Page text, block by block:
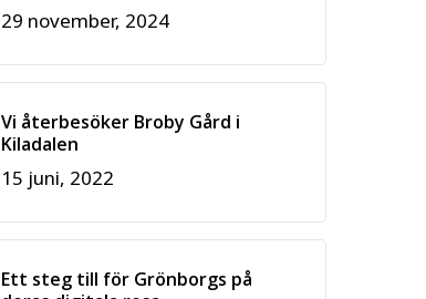
29 november, 2024
Vi återbesöker Broby Gård i
Kiladalen
15 juni, 2022
Ett steg till för Grönborgs på